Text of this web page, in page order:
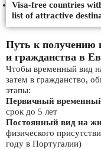
Visa-free countries
list of attractive
Путь к получению
и гражданства в
Чтобы временный вид
затем в гражданство,
этапы:
Первичный
срок до 5 лет
Постоянный вид на
физического
году в Португалии)